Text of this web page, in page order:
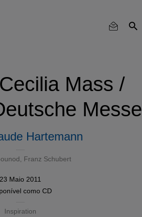
Mass /
Messe
Hartemann
Franz Schubert
23 Maio 2011
como CD
Inspiration